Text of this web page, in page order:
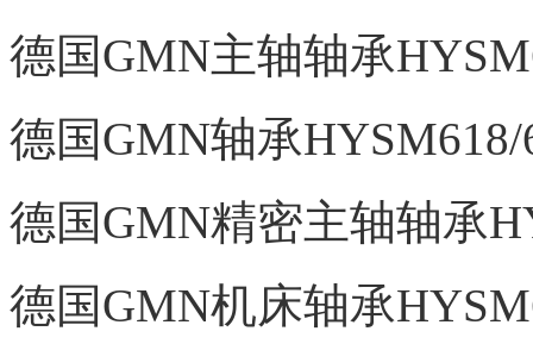
德国GMN主轴轴承
德国GMN轴承
德国GMN精密主轴轴承
德国GMN机床轴承